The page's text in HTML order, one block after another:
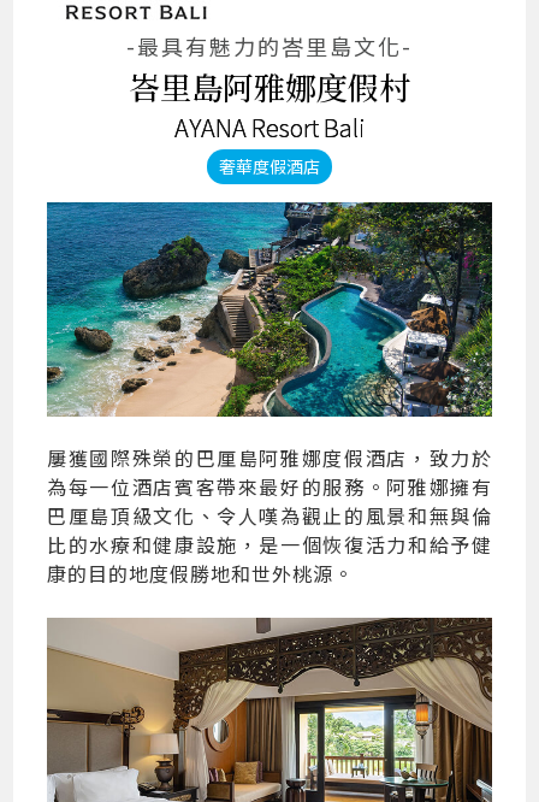
-最具有魅力的峇里島文化-
峇里島阿雅娜度假村
AYANA Resort Bali
奢華度假酒店
屢獲國際殊榮的巴厘島阿雅娜度假酒店，致力於
為每一位酒店賓客帶來最好的服務。阿雅娜擁有
巴厘島頂級文化、令人嘆為觀止的風景和無與倫
比的水療和健康設施，是一個恢復活力和給予健
康的目的地度假勝地和世外桃源。